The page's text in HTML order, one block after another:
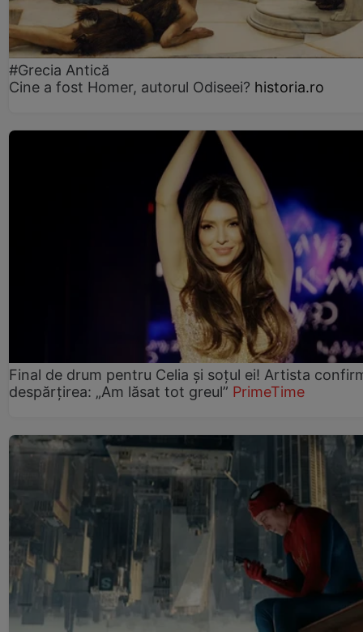
#Grecia Antică
Cine a fost Homer, autorul Odiseei? historia.ro
Final de drum pentru Celia și soțul ei! Artista
despărțirea: „Am lăsat tot greul” PrimeTime